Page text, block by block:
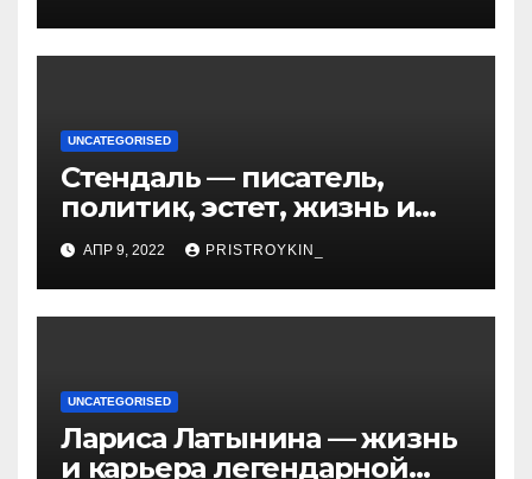
UNCATEGORISED
Стендаль — писатель,
политик, эстет, жизнь и
творчество одного из
величайших литературных
гении XIX века
АПР 9, 2022 PRISTROYKIN_
UNCATEGORISED
Лариса Латынина — жизнь
и карьера легендарной